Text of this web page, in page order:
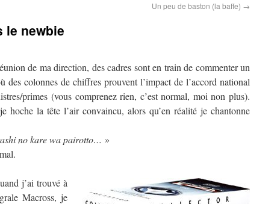
Un peu de baston (la baffe) →
le newbie
de ma direction, des cadres sont en train de commenter un
des colonnes de chiffres prouvent l’impact de l’accord national
primes (vous comprenez rien, c’est normal, moi non plus).
hoche la tête l’air convaincu, alors qu’en réalité je chantonne
no karewa pairotto… »
j’aitrouvé à
Macross, je